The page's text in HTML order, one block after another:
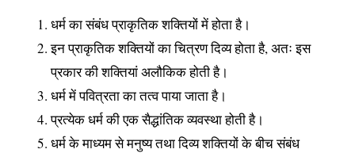
धर्म का संबंध प्राकृतिक शक्तियों में होता है।
इन प्राकृतिक शक्तियों का चित्रण दिव्य होता है, अतः इस
प्रकार की शक्तियां अलौकिक होती है।
धर्म में पवित्रता का तत्व पाया जाता है।
प्रत्येक धर्म की एक सैद्धांतिक व्यवस्था होती है।
धर्म के माध्यम से मनुष्य तथा दिव्य शक्तियों के बीच संबंध